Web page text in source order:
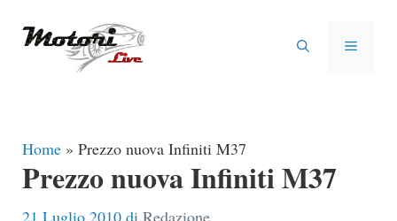
MENU
Home » Prezzo nuova Infiniti M37
Prezzo nuova Infiniti M37